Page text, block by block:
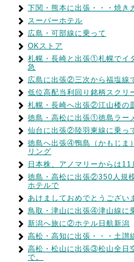
下関・熊本に出張・・・焼き
スーパーホテル
広島・可部線に乗って
OKストア
札幌・長崎と出張①札幌でイ
急
広島に出張②三次から福塩線
低位高配当利回り銘柄スクリ
札幌・長崎へ出張②江山楼の
徳島・高松に出張①徳島ラー
仙台に出張②陸羽東線に乗っ
徳島へ出張④鴨島（かもじま
リング
日本株、アノマリーからは11
徳島・高松に出張②350人規
ホテルで
あけましておめでとうござい
鳥取・津山に出張④津山線に
新潟へ旅に②ホテル日航新潟
高松・高知に出張・・・土讃
高松・松山に出張③松山全日
で。